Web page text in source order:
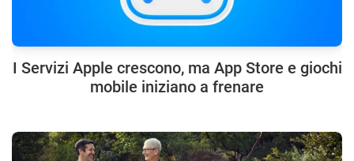
I Servizi Apple crescono, ma App Store e giochi
mobile iniziano a frenare